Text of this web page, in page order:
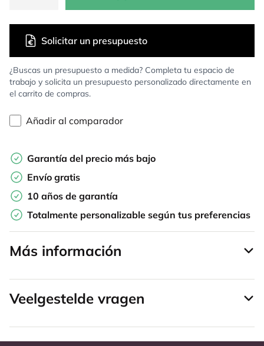
¿Buscas un presupuesto a medida? Completa tu espacio de
trabajo y solicita un presupuesto personalizado directamente en
el carrito de compras.
Solicitar un presupuesto
Añadir al comparador
Garantía del precio más bajo
Envío gratis
10 años de garantía
Totalmente personalizable según tus preferencias
Más información
Veelgestelde vragen